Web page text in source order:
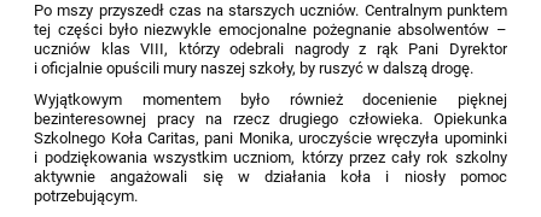
Po mszy przyszedł czas na starszych uczniów. Centralnym punktem
tej części było niezwykle emocjonalne pożegnanie absolwentów –
uczniów klas VIII, którzy odebrali nagrody z rąk Pani Dyrektor
i oficjalnie opuścili mury naszej szkoły, by ruszyć w dalszą drogę.
Wyjątkowym momentem było również docenienie pięknej
bezinteresownej pracy na rzecz drugiego człowieka. Opiekunka
Szkolnego Koła Caritas, pani Monika, uroczyście wręczyła upominki
i podziękowania wszystkim uczniom, którzy przez cały rok szkolny
aktywnie angażowali się w działania koła i niosły pomoc
potrzebującym.